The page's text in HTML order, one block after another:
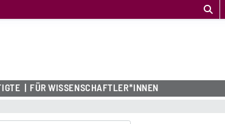
FÜR WISSENSCHAFTLER*INNEN